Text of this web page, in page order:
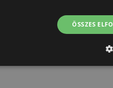
ÖSSZES